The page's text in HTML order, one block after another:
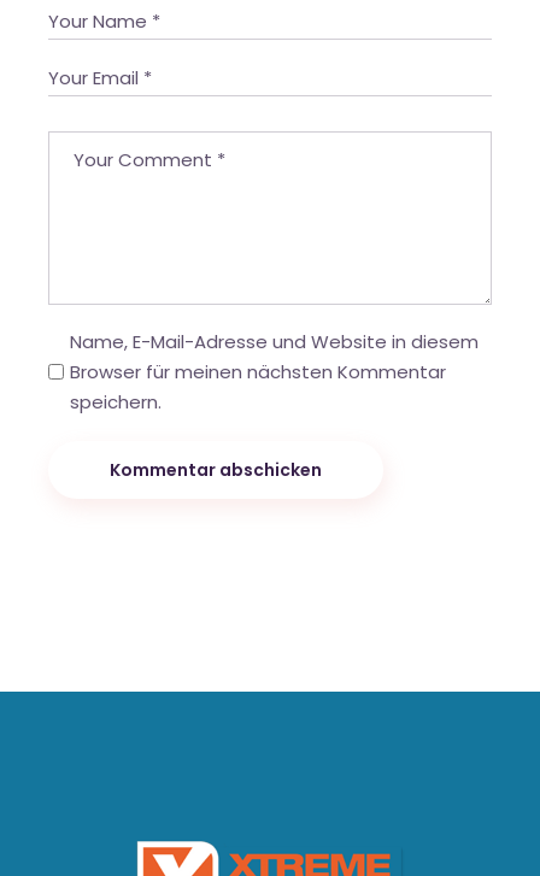
Name, E-Mail-Adresse und Website in diesem
Browser für meinen nächsten Kommentar
speichern.
Kommentar abschicken